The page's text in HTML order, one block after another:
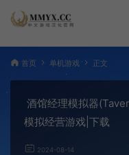
首页 单机游戏 正文
酒馆经理模拟器
模拟经营游戏|下载
2024-08-14